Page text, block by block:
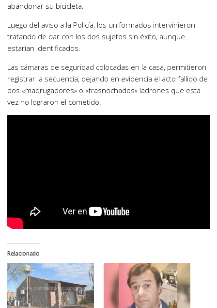
abandonar su bicicleta.
Luego del aviso a la Policía, los uniformados intervinieron
tratando de dar con los dos sujetos sin éxito, aunque
estarían identificados.
Las cámaras de seguridad colocadas en la casa, permitieron
registrar la secuencia, dejando en evidencia el acto fallido de
dos «madrugadores» o «trasnochados» ladrones que esta
vez no lograron el cometido.
Relacionado